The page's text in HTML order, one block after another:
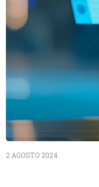
2 AGOSTO 2024